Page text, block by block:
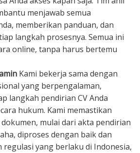
menjawab semua
memberikan panduan, dan
langkah prosesnya. Semua ini
online, tanpa harus bertemu
Kami bekerja sama dengan
yang berpengalaman,
langkah pendirian CV Anda
hukum. Kami memastikan
mulai dari akta pendirian
diproses dengan baik dan
regulasi yang berlaku di Indonesia,